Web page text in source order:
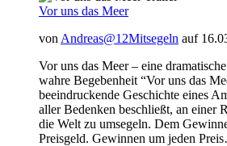
Vor uns das Meer
von Andreas@12Mitsegeln auf
Vor uns das Meer – eine
wahre Begebenheit “Vor uns das
beeindruckende Geschichte eines
aller Bedenken beschließt, an einer
die Welt zu umsegeln. Dem
Preisgeld. Gewinnen um jeden